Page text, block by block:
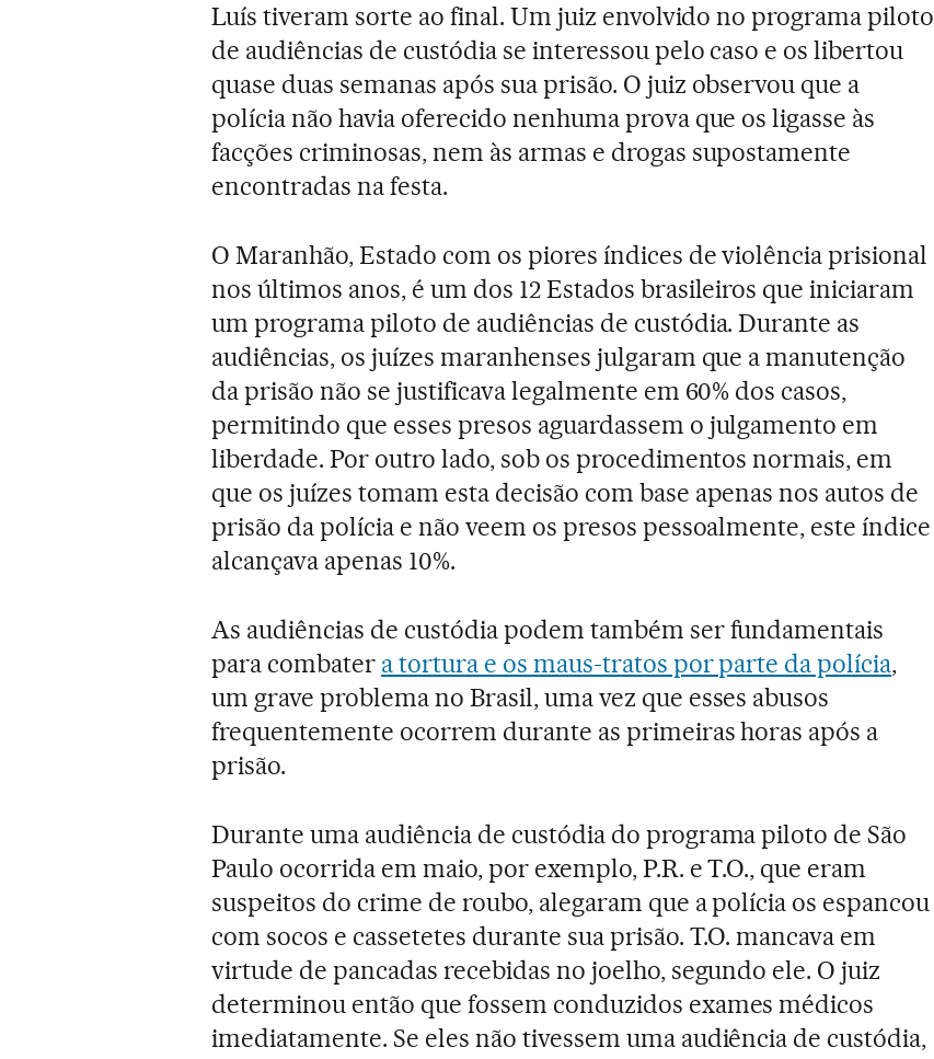
Luís tiveram sorte ao final. Um juiz envolvido no programa piloto
de audiências de custódia se interessou pelo caso e os libertou
quase duas semanas após sua prisão. O juiz observou que a
polícia não havia oferecido nenhuma prova que os ligasse às
facções criminosas, nem às armas e drogas supostamente
encontradas na festa.
O Maranhão, Estado com os piores índices de violência prisional
nos últimos anos, é um dos 12 Estados brasileiros que iniciaram
um programa piloto de audiências de custódia. Durante as
audiências, os juízes maranhenses julgaram que a manutenção
da prisão não se justificava legalmente em 60% dos casos,
permitindo que esses presos aguardassem o julgamento em
liberdade. Por outro lado, sob os procedimentos normais, em
que os juízes tomam esta decisão com base apenas nos autos de
prisão da polícia e não veem os presos pessoalmente, este índice
alcançava apenas 10%.
As audiências de custódia podem também ser fundamentais
para combater a tortura e os maus-tratos por parte da polícia,
um grave problema no Brasil, uma vez que esses abusos
frequentemente ocorrem durante as primeiras horas após a
prisão.
Durante uma audiência de custódia do programa piloto de São
Paulo ocorrida em maio, por exemplo, P.R. e T.O., que eram
suspeitos do crime de roubo, alegaram que a polícia os espancou
com socos e cassetetes durante sua prisão. T.O. mancava em
virtude de pancadas recebidas no joelho, segundo ele. O juiz
determinou então que fossem conduzidos exames médicos
imediatamente. Se eles não tivessem uma audiência de custódia,